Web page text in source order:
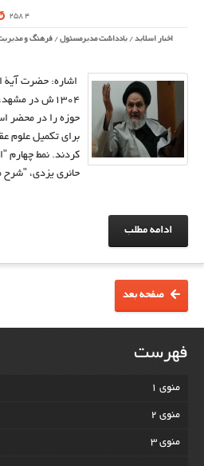
4 258
اخبار اسلاید / یادداشت مدیرمسئول / فرهنگ و
اشاره: حضرت
1304ش در
حوزه را در محضر
كردند. نمط چهارم
حائري يزدي، "شرح
ادامه مطلب
صفحه بعد
فهرست
منوی 1
منوی 2
منوی 3